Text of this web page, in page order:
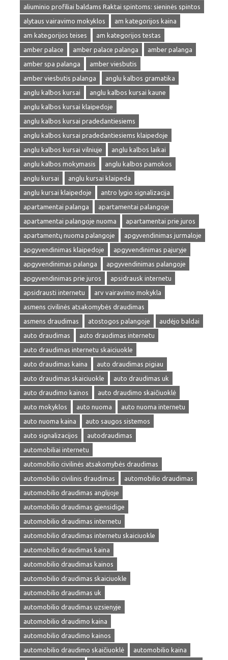
aliuminio profiliai baldams Raktai spintoms: sieninės spintos
alytaus vairavimo mokyklos
am kategorijos kaina
am kategorijos teises
am kategorijos testas
amber palace
amber palace palanga
amber palanga
amber spa palanga
amber viesbutis
amber viesbutis palanga
anglu kalbos gramatika
anglu kalbos kursai
anglu kalbos kursai kaune
anglu kalbos kursai klaipedoje
anglu kalbos kursai pradedantiesiems
anglu kalbos kursai pradedantiesiems klaipedoje
anglu kalbos kursai vilniuje
anglu kalbos laikai
anglu kalbos mokymasis
anglu kalbos pamokos
anglu kursai
anglu kursai klaipeda
anglu kursai klaipedoje
antro lygio signalizacija
apartamentai palanga
apartamentai palangoje
apartamentai palangoje nuoma
apartamentai prie juros
apartamentų nuoma palangoje
apgyvendinimas jurmaloje
apgyvendinimas klaipedoje
apgyvendinimas pajuryje
apgyvendinimas palanga
apgyvendinimas palangoje
apgyvendinimas prie juros
apsidrausk internetu
apsidrausti internetu
arv vairavimo mokykla
asmens civilinės atsakomybės draudimas
asmens draudimas
atostogos palangoje
audėjo baldai
auto draudimas
auto draudimas internetu
auto draudimas internetu skaiciuokle
auto draudimas kaina
auto draudimas pigiau
auto draudimas skaiciuokle
auto draudimas uk
auto draudimo kainos
auto draudimo skaičiuoklė
auto mokyklos
auto nuoma
auto nuoma internetu
auto nuoma kaina
auto saugos sistemos
auto signalizacijos
autodraudimas
automobiliai internetu
automobilio civilinės atsakomybės draudimas
automobilio civilinis draudimas
automobilio draudimas
automobilio draudimas anglijoje
automobilio draudimas gjensidige
automobilio draudimas internetu
automobilio draudimas internetu skaiciuokle
automobilio draudimas kaina
automobilio draudimas kainos
automobilio draudimas skaiciuokle
automobilio draudimas uk
automobilio draudimas uzsienyje
automobilio draudimo kaina
automobilio draudimo kainos
automobilio draudimo skaičiuoklė
automobilio kaina